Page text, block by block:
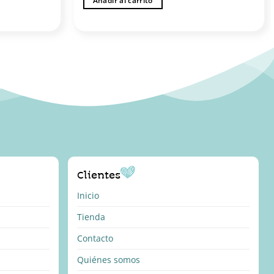
Clientes
Inicio
Tienda
Contacto
Quiénes somos